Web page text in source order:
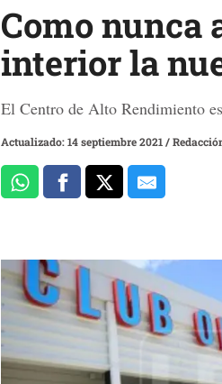
Como nunca
interior la
El Centro de Alto Rendimiento
Actualizado: 14 septiembre 2021 /